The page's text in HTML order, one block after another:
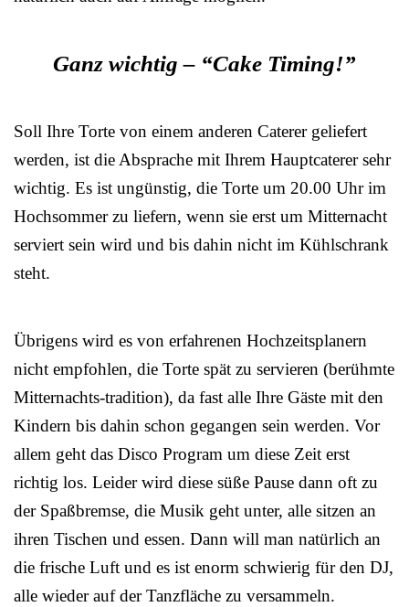
Ganz wichtig – “Cake Timing!”
Soll Ihre Torte von einem anderen Caterer geliefert
werden, ist die Absprache mit Ihrem Hauptcaterer sehr
wichtig. Es ist ungünstig, die Torte um 20.00 Uhr im
Hochsommer zu liefern, wenn sie erst um Mitternacht
serviert sein wird und bis dahin nicht im Kühlschrank
steht.
Übrigens wird es von erfahrenen Hochzeitsplanern
nicht empfohlen, die Torte spät zu servieren (berühmte
Mitternachts-tradition), da fast alle Ihre Gäste mit den
Kindern bis dahin schon gegangen sein werden. Vor
allem geht das Disco Program um diese Zeit erst
richtig los. Leider wird diese süße Pause dann oft zu
der Spaßbremse, die Musik geht unter, alle sitzen an
ihren Tischen und essen. Dann will man natürlich an
die frische Luft und es ist enorm schwierig für den DJ,
alle wieder auf der Tanzfläche zu versammeln.